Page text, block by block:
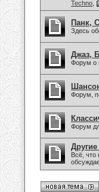
Techno
Панк,
Здесь
Джаз,
Форум о
Форум,
Форум
Всё, что